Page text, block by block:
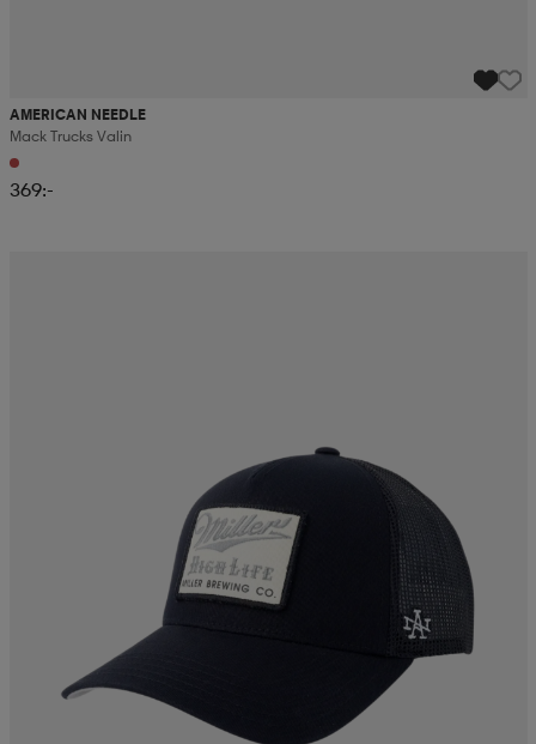
AMERICAN NEEDLE
Mack Trucks Valin
369:-